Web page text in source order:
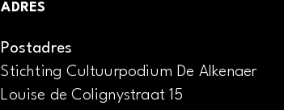
ADRES
Postadres
Stichting Cultuurpodium De Alkenaer
Louise de Colignystraat 15